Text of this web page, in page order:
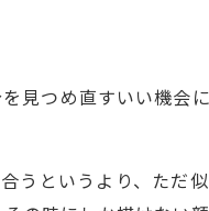
見つめ直すいい機会
うというより、ただ